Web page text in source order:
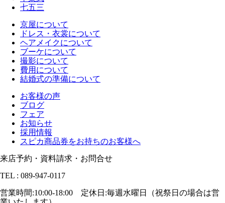
七五三
京屋について
ドレス・衣裳について
ヘアメイクについて
ブーケについて
撮影について
費用について
結婚式の準備について
お客様の声
ブログ
フェア
お知らせ
採用情報
スピカ商品券をお持ちのお客様へ
来店予約・資料請求・お問合せ
TEL : 089-947-0117
営業時間:10:00-18:00 定休日:毎週水曜日（祝祭日の場合は営